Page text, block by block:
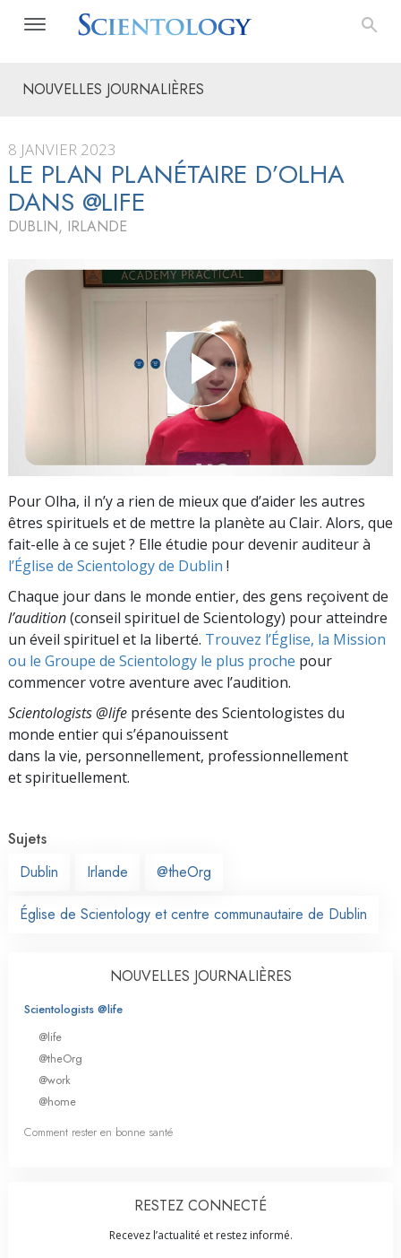
NOUVELLES JOURNALIÈRES
8 JANVIER 2023
LE PLAN PLANÉTAIRE D’OLHA
DANS @LIFE
DUBLIN, IRLANDE
Pour Olha, il n’y a rien de mieux que d’aider les autres
êtres spirituels et de mettre la planète au Clair. Alors, que
fait-elle à ce sujet ? Elle étudie pour devenir auditeur à
l’Église de Scientology de Dublin !
Chaque jour dans le monde entier, des gens reçoivent de
l’audition(conseil spirituel de Scientology) pour atteindre
un éveil spirituel et la liberté. Trouvez l’Église, la Mission
ou le Groupe de Scientology le plus proche pour
commencer votre aventure avec l’audition.
Scientologists @life présente des Scientologistes du
monde entier qui s’épanouissent
dans la vie, personnellement, professionnellement
et spirituellement.
Sujets
Dublin
Irlande @theOrg
Église de Scientology et centre communautaire de Dublin
NOUVELLES JOURNALIÈRES
Scientologists @life
@life
@theOrg
@work
@home
Comment rester en bonne santé
RESTEZ CONNECTÉ
Recevez l’actualité et restez informé.